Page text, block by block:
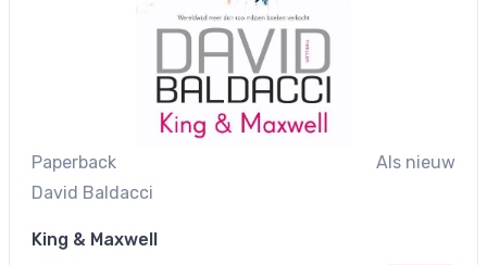
Paperback
Als nieuw
David Baldacci
King & Maxwell